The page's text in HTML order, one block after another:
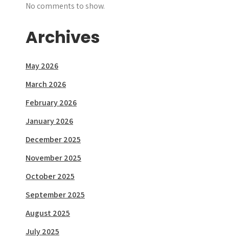
No comments to show.
Archives
May 2026
March 2026
February 2026
January 2026
December 2025
November 2025
October 2025
September 2025
August 2025
July 2025